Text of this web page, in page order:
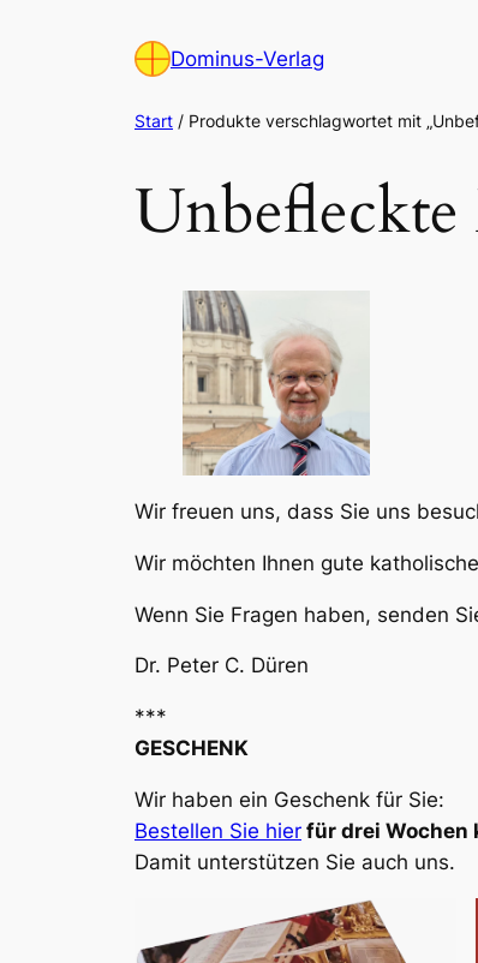
Dominus-Verlag
Start / Produkte verschlagwortet mit
Wir freuen uns, dass Sie uns
Wir möchten Ihnen gute
Wenn Sie Fragen haben, senden
Dr. Peter C. Düren
***
GESCHENK
Wir haben ein Geschenk für Sie:
Bestellen Sie hier für drei Wochen
Damit unterstützen Sie auch uns.